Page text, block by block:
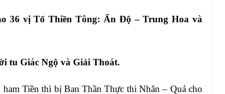
36 vị Tổ Thiền Tông: Ấn Độ – Trung Hoa và
tu Giác Ngộ và Giải Thoát.
ham Tiền thì bị Ban Thần Thực thi Nhân – Quảcho